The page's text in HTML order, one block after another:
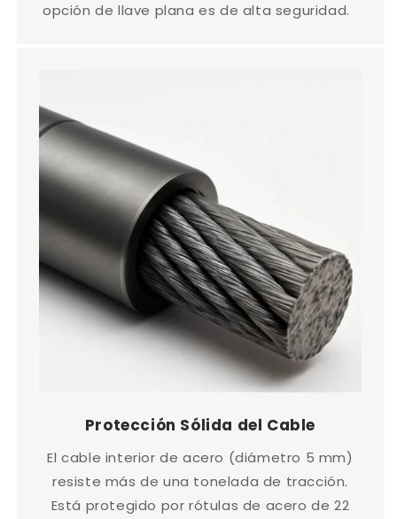
opción de llave plana es de alta seguridad.
Protección Sólida del Cable
El cable interior de acero (diámetro 5 mm)
resiste más de una tonelada de tracción.
Está protegido por rótulas de acero de 22